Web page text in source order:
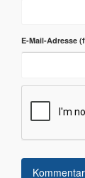
E-Mail-Adresse